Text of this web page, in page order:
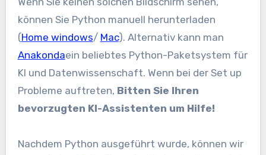
können Sie Python manuell herunterladen
(Home windows/ Mac). Alternativ kann man
Anakondaein beliebtes Python-Paketsystem für
KI und Datenwissenschaft. Wenn bei der Set up
Probleme auftreten, Bitten Sie Ihren
bevorzugten KI-Assistenten um Hilfe!
Nachdem Python ausgeführt wurde, können wir